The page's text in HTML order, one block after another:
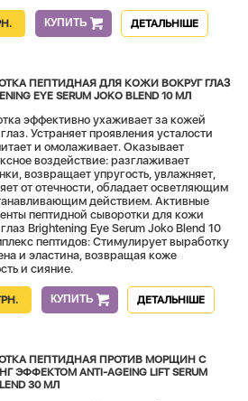
КУПИТЬ ДЕТАЛЬНІШЕ
ПЕПТИДНАЯ ДЛЯ КОЖИ ВОКРУГ ГЛАЗ
EYE SERUM JOKO BLEND 10 МЛ
эффективно ухаживает за кожей
Устраняет проявления усталости
и омолаживает. Оказывает
воздействие: разглаживает
возвращает упругость, увлажняет,
от отечности, обладает осветляющим
действием. Активные
пептидной сыворотки для кожи
Brightening Eye Serum Joko Blend 10
пептидов: Стимулирует выработку
и эластина, возвращая коже
и сияние.
КУПИТЬ ДЕТАЛЬНІШЕ
ПЕПТИДНАЯ ПРОТИВ МОРЩИН С
ЭФФЕКТОМ ANTI-AGEING LIFT SERUM
30 МЛ